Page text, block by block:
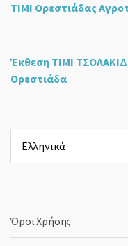
ΤΙΜΙ Ορεστιάδας
Έκθεση ΤΙΜΙ
Ορεστιάδα
μια
γλώσσα
Όροι Χρήσης